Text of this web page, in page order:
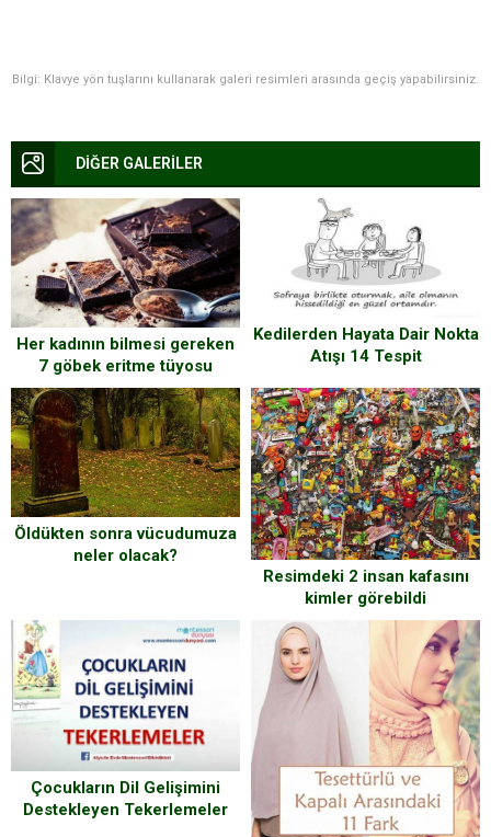
Bilgi: Klavye yön tuşlarını kullanarak galeri resimleri arasında geçiş yapabilirsiniz.
DİĞER GALERİLER
Her kadının bilmesi gereken
7 göbek eritme tüyosu
Kedilerden Hayata Dair Nokta
Atışı 14 Tespit
Öldükten sonra vücudumuza
neler olacak?
Resimdeki 2 insan kafasını
kimler görebildi
Çocukların Dil Gelişimini
Destekleyen Tekerlemeler